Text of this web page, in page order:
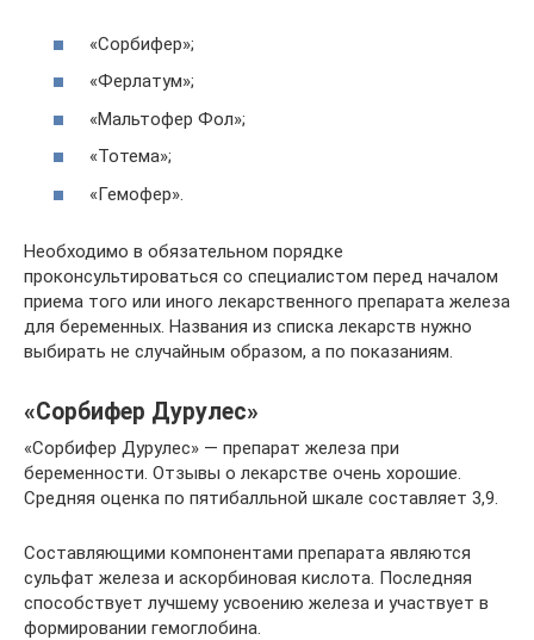
«Сорбифер»;
«Ферлатум»;
«Мальтофер Фол»;
«Тотема»;
«Гемофер».
Необходимо в обязательном порядке
проконсультироваться со специалистом перед началом
приема того или иного лекарственного препарата железа
для беременных. Названия из списка лекарств нужно
выбирать не случайным образом, а по показаниям.
«Сорбифер Дурулес»
«Сорбифер Дурулес» — препарат железа при
беременности. Отзывы о лекарстве очень хорошие.
Средняя оценка по пятибалльной шкале составляет 3,9.
Составляющими компонентами препарата являются
сульфат железа и аскорбиновая кислота. Последняя
способствует лучшему усвоению железа и участвует в
формировании гемоглобина.